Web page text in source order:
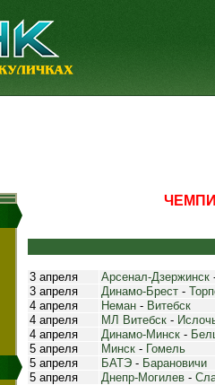
3 апреля Арсенал-Дзержинск
3 апреля
Динамо-Брест -
4 апреля
Неман - Витебск
4 апреля
МЛ Витебск -
4 апреля
Динамо-Минск -
5 апреля
Минск - Гомель
5 апреля
БАТЭ - Барановичи
5 апреля
Днепр-Могилев -